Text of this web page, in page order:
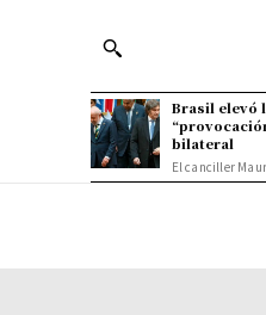
Brasil elevó
bilateral
El canciller